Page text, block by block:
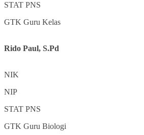
STAT PNS
GTK Guru Kelas
Rido Paul, S.Pd
NIK
NIP
STAT PNS
GTK Guru Biologi